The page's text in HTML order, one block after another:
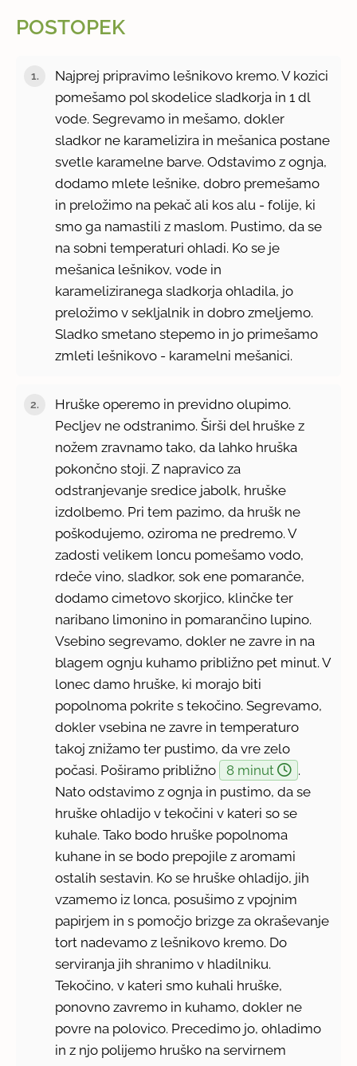
POSTOPEK
Najprej pripravimo lešnikovo kremo. V kozici
pomešamo pol skodelice sladkorja in 1 dl
vode. Segrevamo in mešamo, dokler
sladkor ne karamelizira in mešanica postane
svetle karamelne barve. Odstavimo z ognja,
dodamo mlete lešnike, dobro premešamo
in preložimo na pekač ali kos alu - folije, ki
smo ga namastili z maslom. Pustimo, da se
na sobni temperaturi ohladi. Ko se je
mešanica lešnikov, vode in
karameliziranega sladkorja ohladila, jo
preložimo v sekljalnik in dobro zmeljemo.
Sladko smetano stepemo in jo primešamo
zmleti lešnikovo - karamelni mešanici.
Hruške operemo in previdno olupimo.
Pecljev ne odstranimo. Širši del hruške z
nožem zravnamo tako, da lahko hruška
pokončno stoji. Z napravico za
odstranjevanje sredice jabolk, hruške
izdolbemo. Pri tem pazimo, da hrušk ne
poškodujemo, oziroma ne predremo. V
zadosti velikem loncu pomešamo vodo,
rdeče vino, sladkor, sok ene pomaranče,
dodamo cimetovo skorjico, klinčke ter
naribano limonino in pomarančino lupino.
Vsebino segrevamo, dokler ne zavre in na
blagem ognju kuhamo približno pet minut. V
lonec damo hruške, ki morajo biti
popolnoma pokrite s tekočino. Segrevamo,
dokler vsebina ne zavre in temperaturo
takoj znižamo ter pustimo, da vre zelo
počasi. Poširamo približno
8 minut
.
Nato odstavimo z ognja in pustimo, da se
hruške ohladijo v tekočini v kateri so se
kuhale. Tako bodo hruške popolnoma
kuhane in se bodo prepojile z aromami
ostalih sestavin. Ko se hruške ohladijo, jih
vzamemo iz lonca, posušimo z vpojnim
papirjem in s pomočjo brizge za okraševanje
tort nadevamo z lešnikovo kremo. Do
serviranja jih shranimo v hladilniku.
Tekočino, v kateri smo kuhali hruške,
ponovno zavremo in kuhamo, dokler ne
povre na polovico. Precedimo jo, ohladimo
in z njo polijemo hruško na servirnem